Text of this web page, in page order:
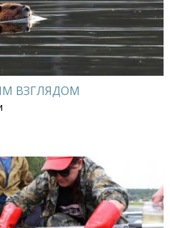
ВЗГЛЯДОМ